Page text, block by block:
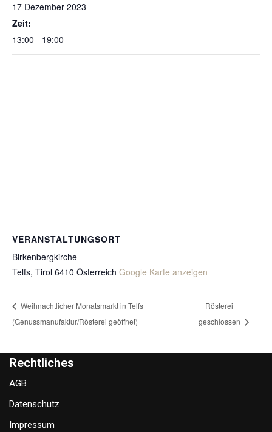
17 Dezember 2023
Zeit:
13:00 - 19:00
VERANSTALTUNGSORT
Birkenbergkirche
Telfs, Tirol 6410 Österreich Google Karte anzeigen
Weihnachtlicher Monatsmarkt in Telfs
(Genussmanufaktur/Rösterei geöffnet)
Rösterei
geschlossen
Rechtliches
AGB
Datenschutz
Impressum